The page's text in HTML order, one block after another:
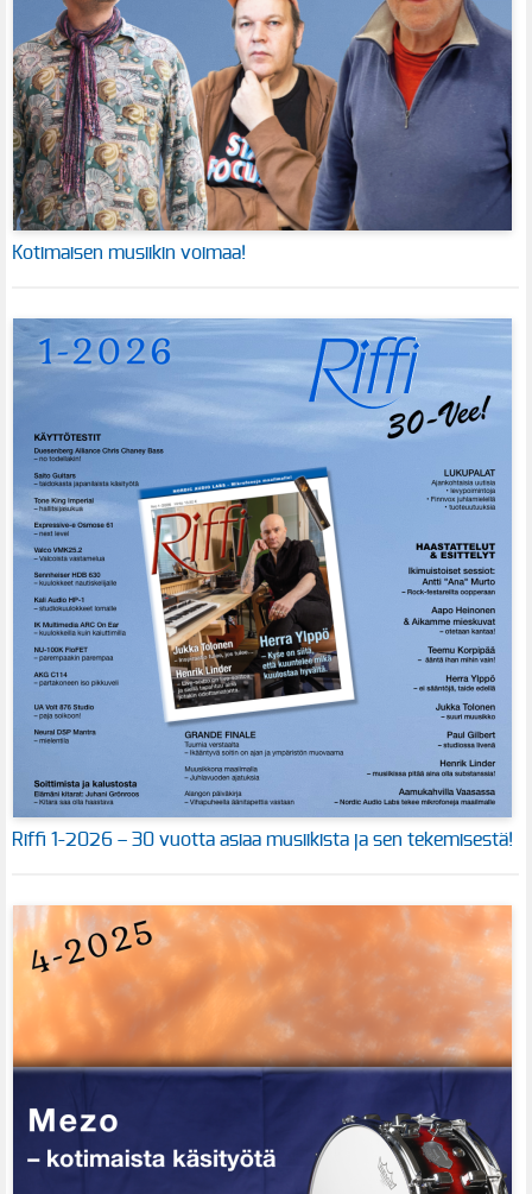
Kotimaisen musiikin voimaa!
Riffi 1-2026 – 30 vuotta asiaa musiikista ja sen tekemisestä!